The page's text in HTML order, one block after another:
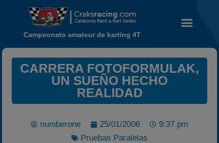
Noticias
Campeonato amateur de karting 4T
CARRERA FOTOFORMULAK,
UN SUEÑO HECHO
REALIDAD
numberone 25/01/2006
9:37 pm
Pruebas Paralelas